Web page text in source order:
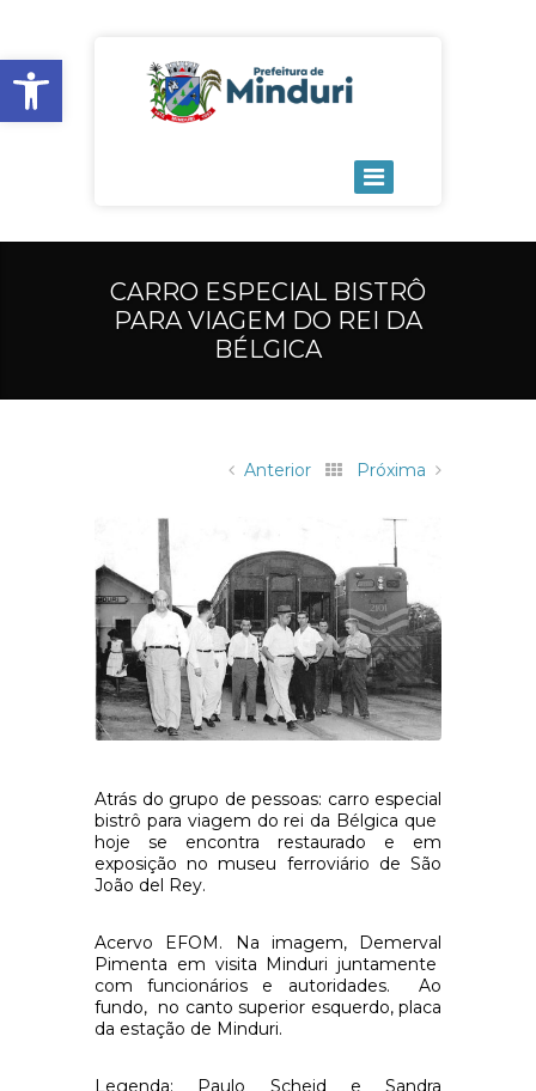
Open toolbar
CARRO ESPECIAL BISTRÔ
PARA VIAGEM DO REI DA
BÉLGICA
Anterior Próxima
Atrás do grupo de pessoas: carro especial
bistrô para viagem do rei da Bélgica que
hoje se encontra restaurado e em
exposição no museu ferroviário de São
João del Rey.
Acervo EFOM. Na imagem, Demerval
Pimenta em visita Minduri juntamente
com funcionários e autoridades. Ao
fundo, no canto superior esquerdo, placa
da estação de Minduri.
Legenda: Paulo Scheid e Sandra